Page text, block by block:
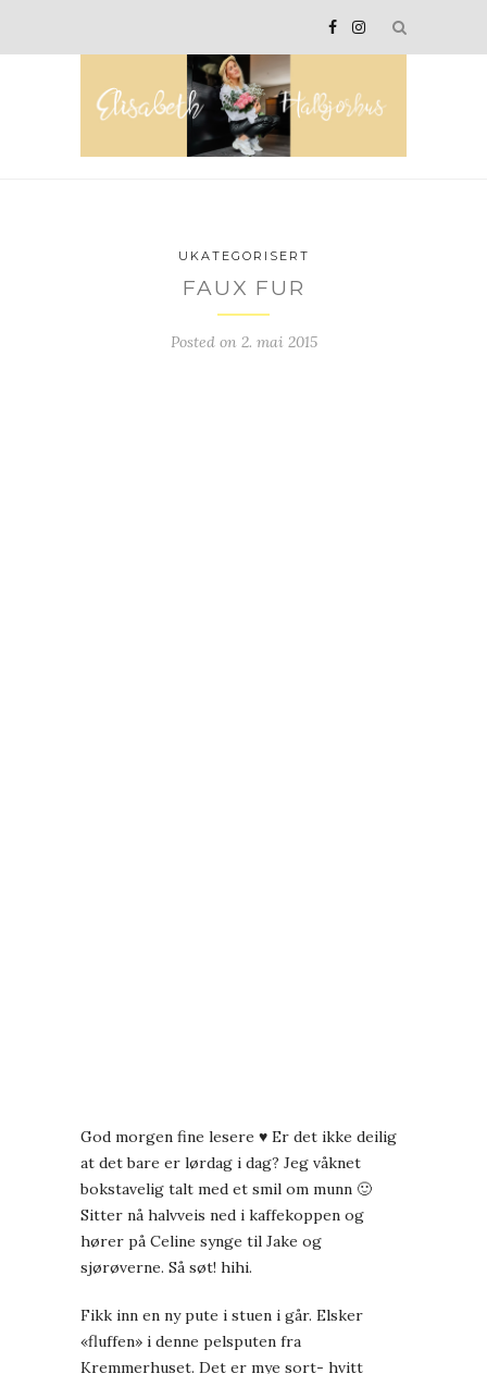
UKATEGORISERT
FAUX FUR
Posted on 2. mai 2015
God morgen fine lesere ♥ Er det ikke deilig
at det bare er lørdag i dag? Jeg våknet
bokstavelig talt med et smil om munn 🙂
Sitter nå halvveis ned i kaffekoppen og
hører på Celine synge til Jake og
sjørøverne. Så søt! hihi.
Fikk inn en ny pute i stuen i går. Elsker
«fluffen» i denne pelsputen fra
Kremmerhuset. Det er mye sort- hvitt